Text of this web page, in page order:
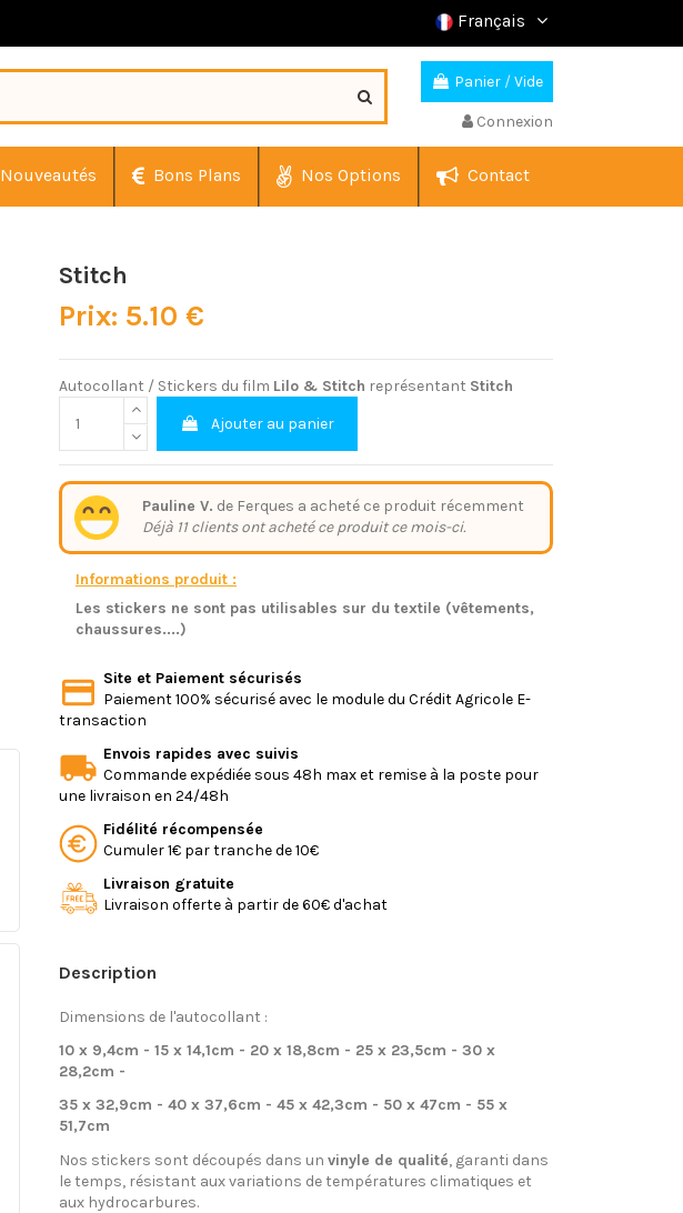
Français
Panier /Vide
Connexion
Nouveautés Bons Plans Nos Options Contact
Stitch
Prix: 5.10 €
Autocollant / Stickers du film Lilo & Stitch représentant Stitch
Ajouter au panier
Pauline V. de Ferques a acheté ce produit récemment
Déjà 11 clients ont acheté ce produit ce mois-ci.
Informations produit :
Les stickers ne sont pas utilisables sur du textile (vêtements,
chaussures....)
Site et Paiement sécurisés
Paiement 100% sécurisé avec le module du Crédit Agricole E-
transaction
Envois rapides avec suivis
Commande expédiée sous 48h max et remise à la poste pour
une livraison en 24/48h
Fidélité récompensée
Cumuler 1€ par tranche de 10€
Livraison gratuite
Livraison offerte à partir de 60€ d'achat
Description
Dimensions de l'autocollant :
10 x 9,4cm - 15 x 14,1cm - 20 x 18,8cm - 25 x 23,5cm - 30 x
28,2cm -
35 x 32,9cm - 40 x 37,6cm - 45 x 42,3cm - 50 x 47cm - 55 x
51,7cm
Nos stickers sont découpés dans un vinyle de qualité, garanti dans
le temps, résistant aux variations de températures climatiques et
aux hydrocarbures.